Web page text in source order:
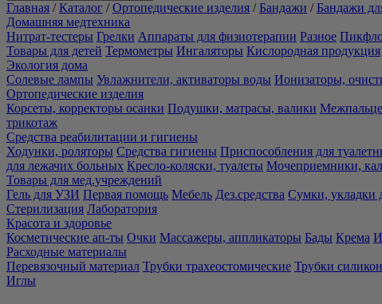
Главная /Каталог /Ортопедические изделия / Бандажи / Бандажи
Домашняя медтехника
Нитрат-тестеры Грелки Аппараты для физиотерапии Разное
Товары для детей Термометры Ингаляторы Кислородная продукция
Экология дома
Солевые лампы Увлажнители, активаторы воды Ионизаторы,
Ортопедические изделия
Корсеты, корректоры осанки Подушки, матрасы, валики
трикотаж
Средства реабилитации и гигиены
Ходунки, роляторы Средства гигиены Приспособления для
для лежачих больных Кресло-коляски, туалеты Мочеприемники,
Товары для мед.учреждений
Гель для УЗИ Первая помощь Мебель Дез.средства Сумки, укладки
Стерилизация Лаборатория
Красота и здоровье
Косметические ап-ты Очки Массажеры, аппликаторы Бады Крема
Расходные материалы
Перевязочный материал Трубки трахеостомические Трубки
Иглы